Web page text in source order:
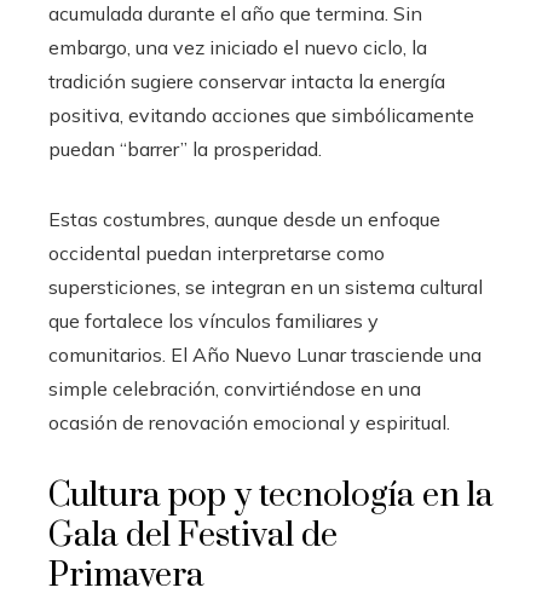
acumulada durante el año que termina. Sin
embargo, una vez iniciado el nuevo ciclo, la
tradición sugiere conservar intacta la energía
positiva, evitando acciones que simbólicamente
puedan “barrer” la prosperidad.
Estas costumbres, aunque desde un enfoque
occidental puedan interpretarse como
supersticiones, se integran en un sistema cultural
que fortalece los vínculos familiares y
comunitarios. El Año Nuevo Lunar trasciende una
simple celebración, convirtiéndose en una
ocasión de renovación emocional y espiritual.
Cultura pop y tecnología en la
Gala del Festival de
Primavera